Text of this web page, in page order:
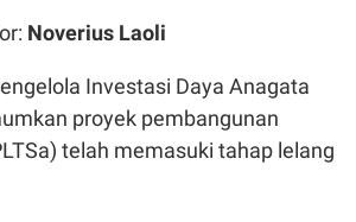
Noverius Laoli
Investasi Daya Anagata
proyek pembangunan
telah memasuki tahap lelang